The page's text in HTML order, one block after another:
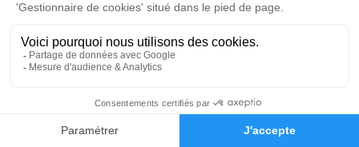
Faire-part Hommages
Je rends hommage
Cérémonie religieuse
Église Saint Nicolas de Beaujeu
64, Rue de la République
69430 Beaujeu